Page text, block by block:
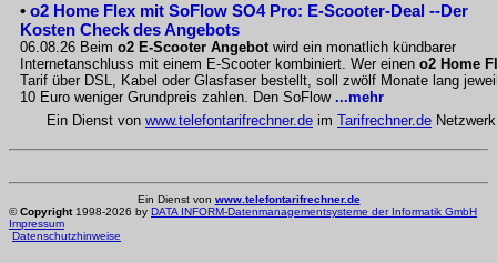
• o2 Home Flex mit SoFlow SO4 Pro: E-Scooter-Deal --Der
Kosten Check des Angebots
06.08.26 Beim o2 E-Scooter Angebotwird ein monatlich kündbarer
Internetanschluss mit einem E-Scooter kombiniert. Wer einen o2 Home
Tarif über DSL, Kabel oder Glasfaser bestellt, soll zwölf Monate lang
10 Euro weniger Grundpreis zahlen. Den SoFlow ...mehr
Ein Dienst von www.telefontarifrechner.de im Tarifrechner.de Netzwerk
Ein Dienst von www.telefontarifrechner.de
©Copyright1998-2026 by DATA INFORM-Datenmanagementsysteme der Informatik GmbH
Impressum
Datenschutzhinweise